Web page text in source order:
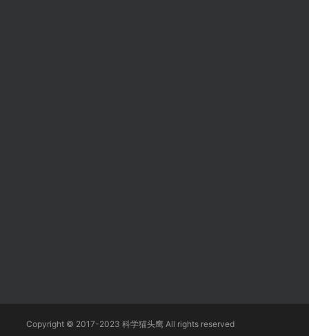
Copyright © 2017-2023 科学猫头鹰 All rights reserved